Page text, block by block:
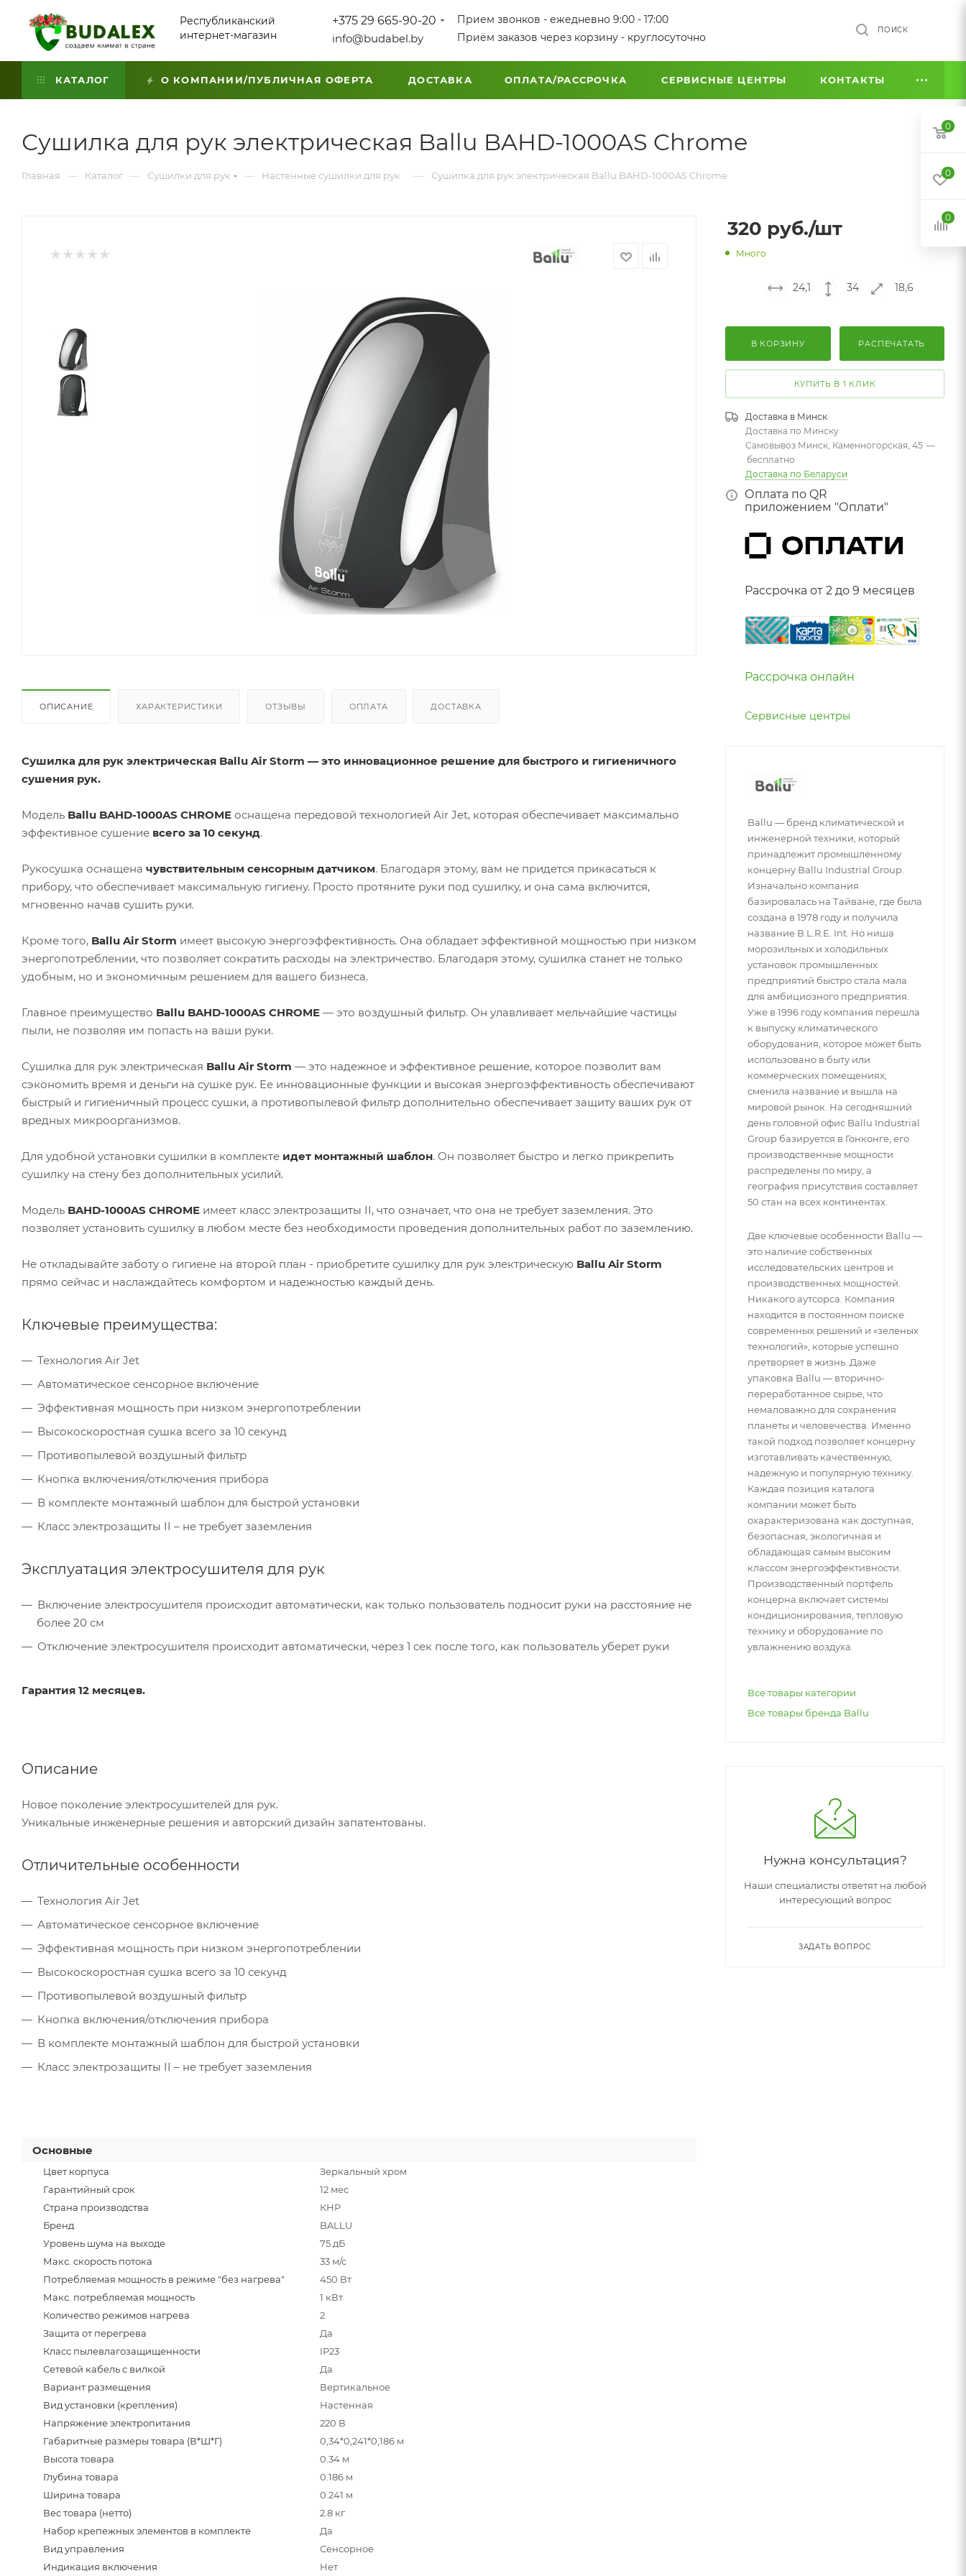
Республиканский
интернет-магазин
+375 29 665-90-20
info@budabel.by
Прием звонков - ежедневно 9:00 - 17:00
Приём заказов через корзину - круглосуточно
ПОИСК
КАТАЛОГ О КОМПАНИИ/ПУБЛИЧНАЯ ОФЕРТА ДОСТАВКА ОПЛАТА/РАССРОЧКА СЕРВИСНЫЕ ЦЕНТРЫ КОНТАКТЫ
Сушилка для рук электрическая Ballu BAHD-1000AS Chrome
Главная — Каталог — Сушилки для рук — Настенные сушилки для рук — Сушилка для рук электрическая Ballu BAHD-1000AS Chrome
ОПИСАНИЕ ХАРАКТЕРИСТИКИ ОТЗЫВЫ ОПЛАТА ДОСТАВКА
Сушилка для рук электрическая Ballu Air Storm — это инновационное решение для быстрого и гигиеничного
сушения рук.
Модель Ballu BAHD-1000AS CHROME оснащена передовой технологией Air Jet, которая обеспечивает максимально
эффективное сушение всего за 10 секунд.
Рукосушка оснащена чувствительным сенсорным датчиком. Благодаря этому, вам не придется прикасаться к
прибору, что обеспечивает максимальную гигиену. Просто протяните руки под сушилку, и она сама включится,
мгновенно начав сушить руки.
Кроме того, Ballu Air Storm имеет высокую энергоэффективность. Она обладает эффективной мощностью при низком
энергопотреблении, что позволяет сократить расходы на электричество. Благодаря этому, сушилка станет не только
удобным, но и экономичным решением для вашего бизнеса.
Главное преимущество Ballu BAHD-1000AS CHROME — это воздушный фильтр. Он улавливает мельчайшие частицы
пыли, не позволяя им попасть на ваши руки.
Сушилка для рук электрическая Ballu Air Storm — это надежное и эффективное решение, которое позволит вам
сэкономить время и деньги на сушке рук. Ее инновационные функции и высокая энергоэффективность обеспечивают
быстрый и гигиеничный процесс сушки, а противопылевой фильтр дополнительно обеспечивает защиту ваших рук от
вредных микроорганизмов.
Для удобной установки сушилки в комплекте идет монтажный шаблон. Он позволяет быстро и легко прикрепить
сушилку на стену без дополнительных усилий.
Модель BAHD-1000AS CHROME имеет класс электрозащиты II, что означает, что она не требует заземления. Это
позволяет установить сушилку в любом месте без необходимости проведения дополнительных работ по заземлению.
Не откладывайте заботу о гигиене на второй план - приобретите сушилку для рук электрическую Ballu Air Storm
прямо сейчас и наслаждайтесь комфортом и надежностью каждый день.
Ключевые преимущества:
Технология Air Jet
Автоматическое сенсорное включение
Эффективная мощность при низком энергопотреблении
Высокоскоростная сушка всего за 10 секунд
Противопылевой воздушный фильтр
Кнопка включения/отключения прибора
В комплекте монтажный шаблон для быстрой установки
Класс электрозащиты II – не требует заземления
Эксплуатация электросушителя для рук
Включение электросушителя происходит автоматически, как только пользователь подносит руки на расстояние не
более 20 см
Отключение электросушителя происходит автоматически, через 1 сек после того, как пользователь уберет руки
Гарантия 12 месяцев.
Описание
Новое поколение электросушителей для рук.
Уникальные инженерные решения и авторский дизайн запатентованы.
Отличительные особенности
Технология Air Jet
Автоматическое сенсорное включение
Эффективная мощность при низком энергопотреблении
Высокоскоростная сушка всего за 10 секунд
Противопылевой воздушный фильтр
Кнопка включения/отключения прибора
В комплекте монтажный шаблон для быстрой установки
Класс электрозащиты II – не требует заземления
Основные
Цвет корпуса
Зеркальный хром
Гарантийный срок
12 мес
Страна производства
КНР
Бренд
BALLU
Уровень шума на выходе
75 дБ
Макс. скорость потока
33 м/с
Потребляемая мощность в режиме "без нагрева"
450 Вт
Макс. потребляемая мощность
1 кВт
Количество режимов нагрева
2
Защита от перегрева
Да
Класс пылевлагозащищенности
IP23
Сетевой кабель с вилкой
Да
Вариант размещения
Вертикальное
Вид установки (крепления)
Настенная
Напряжение электропитания
220 В
Габаритные размеры товара (В*Ш*Г)
0,34*0,241*0,186 м
Высота товара
0.34 м
Глубина товара
0.186 м
Ширина товара
0.241 м
Вес товара (нетто)
2.8 кг
Набор крепежных элементов в комплекте
Да
Вид управления
Сенсорное
Индикация включения
Нет
320 руб./шт
Много
24,1 34 18,6
В КОРЗИНУ РАСПЕЧАТАТЬ
КУПИТЬ В 1 КЛИК
Доставка в Минск
Доставка по Минску
Самовывоз Минск, Каменногорская, 45 —
бесплатно
Доставка по Беларуси
Оплата по QR
приложением "Оплати"
Рассрочка от 2 до 9 месяцев
Рассрочка онлайн
Сервисные центры
Ballu — бренд климатической и
инженерной техники, который
принадлежит промышленному
концерну Ballu Industrial Group.
Изначально компания
базировалась на Тайване, где была
создана в 1978 году и получила
название В.L.R.E. Int. Но ниша
морозильных и холодильных
установок промышленных
предприятий быстро стала мала
для амбициозного предприятия.
Уже в 1996 году компания перешла
к выпуску климатического
оборудования, которое может быть
использовано в быту или
коммерческих помещениях,
сменила название и вышла на
мировой рынок. На сегодняшний
день головной офис Ballu Industrial
Group базируется в Гонконге, его
производственные мощности
распределены по миру, а
география присутствия составляет
50 стан на всех континентах.
Две ключевые особенности Ballu —
это наличие собственных
исследовательских центров и
производственных мощностей.
Никакого аутсорса. Компания
находится в постоянном поиске
современных решений и «зеленых
технологий», которые успешно
претворяет в жизнь. Даже
упаковка Ballu — вторично-
переработанное сырье, что
немаловажно для сохранения
планеты и человечества. Именно
такой подход позволяет концерну
изготавливать качественную,
надежную и популярную технику.
Каждая позиция каталога
компании может быть
охарактеризована как доступная,
безопасная, экологичная и
обладающая самым высоким
классом энергоэффективности.
Производственный портфель
концерна включает системы
кондиционирования, тепловую
технику и оборудование по
увлажнению воздуха.
Все товары категории
Все товары бренда Ballu
Нужна консультация?
Наши специалисты ответят на любой
интересующий вопрос
ЗАДАТЬ ВОПРОС
0
0
0